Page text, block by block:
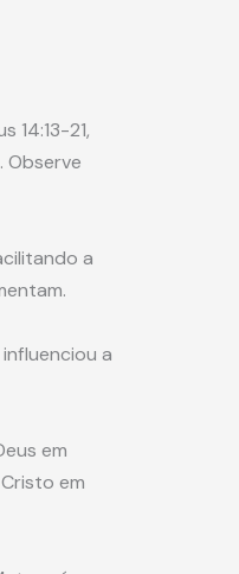
14:13-21,
Observe
a
a
em
em